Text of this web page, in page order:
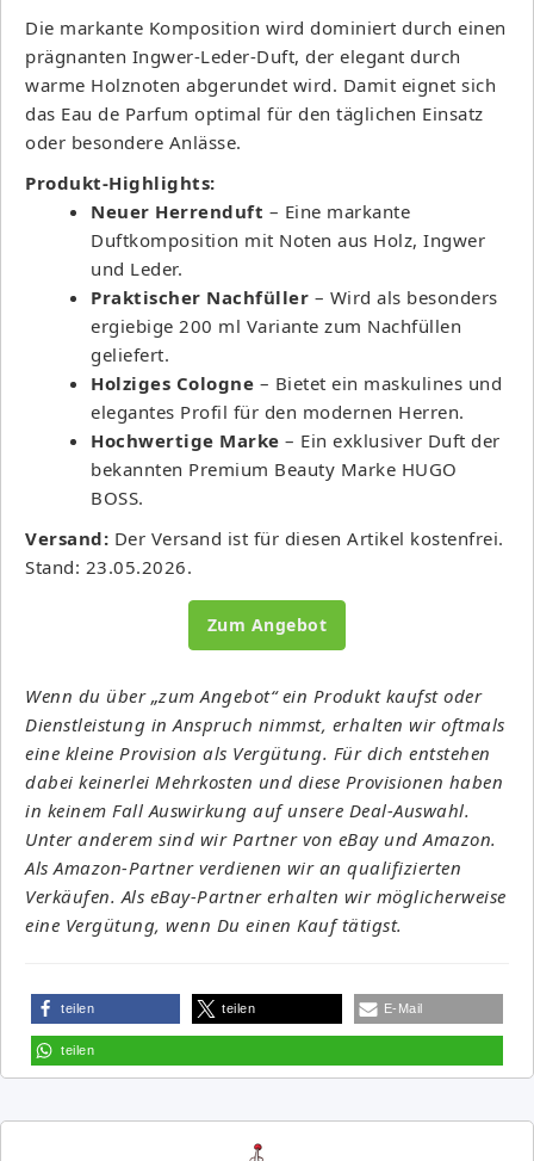
Die markante Komposition wird dominiert durch einen
prägnanten Ingwer-Leder-Duft, der elegant durch
warme Holznoten abgerundet wird. Damit eignet sich
das Eau de Parfum optimal für den täglichen Einsatz
oder besondere Anlässe.
Produkt-Highlights:
Neuer Herrenduft – Eine markante
Duftkomposition mit Noten aus Holz, Ingwer
und Leder.
Praktischer Nachfüller – Wird als besonders
ergiebige 200 ml Variante zum Nachfüllen
geliefert.
Holziges Cologne – Bietet ein maskulines und
elegantes Profil für den modernen Herren.
Hochwertige Marke – Ein exklusiver Duft der
bekannten Premium Beauty Marke HUGO
BOSS.
Versand: Der Versand ist für diesen Artikel kostenfrei.
Stand: 23.05.2026.
Zum Angebot
Wenn du über „zum Angebot“ ein Produkt kaufst oder
Dienstleistung in Anspruch nimmst, erhalten wir oftmals
eine kleine Provision als Vergütung. Für dich entstehen
dabei keinerlei Mehrkosten und diese Provisionen haben
in keinem Fall Auswirkung auf unsere Deal-Auswahl.
Unter anderem sind wir Partner von eBay und Amazon.
Als Amazon-Partner verdienen wir an qualifizierten
Verkäufen. Als eBay-Partner erhalten wir möglicherweise
eine Vergütung, wenn Du einen Kauf tätigst.
teilen teilen E-Mail
teilen